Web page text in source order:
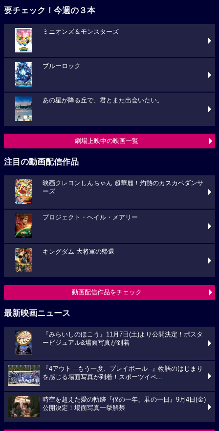
要チェック！今週の３本
ミニオンズ＆モンスターズ
ブルーロック
あの星が降る丘で、君とまた出会いたい。
劇場上映中の映画一覧
注目の動画配信作品
映画クレヨンしんちゃん 超華麗！灼熱のカスカベダンサ
ーズ
プロジェクト・ヘイル・メアリー
キングダム 大将軍の帰還
動画配信作品をチェック
最新映画ニュース
『みらいしのほこう』11月7日(土)より公開決定！ポスタ
ービジュアル&場面写真が到着
『4アウト ─もう一度、プレイボール─』物語のはじまり
を感じる場面写真が到着！スポーツイベ...
時空を超えた愛の軌跡『僕の一年、君の一日』9月4日(金)
公開決定！場面写真一挙解禁